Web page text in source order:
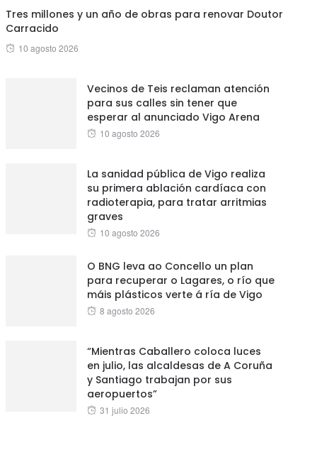
Tres millones y un año de obras para renovar Doutor
Carracido
Posted
10 agosto 2026
Vecinos de Teis reclaman atención
para sus calles sin tener que
esperar al anunciado Vigo Arena
Posted
10 agosto 2026
La sanidad pública de Vigo realiza
su primera ablación cardíaca con
radioterapia, para tratar arritmias
graves
Posted
10 agosto 2026
O BNG leva ao Concello un plan
para recuperar o Lagares, o río que
máis plásticos verte á ría de Vigo
Posted
8 agosto 2026
“Mientras Caballero coloca luces
en julio, las alcaldesas de A Coruña
y Santiago trabajan por sus
aeropuertos”
Posted
31 julio 2026